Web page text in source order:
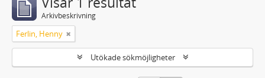
Arkivbeskrivning
Ferlin, Henny
Utökade sökmöjligheter